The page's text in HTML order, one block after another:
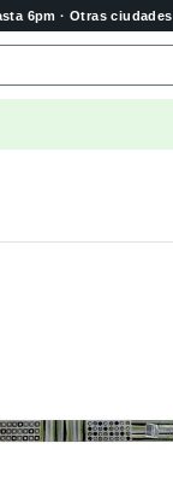
6pm · Otras ciudades